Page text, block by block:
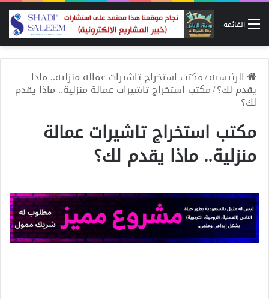
القائمة
الرئيسية/مكتب استخراج تاشيرات عمالة منزلية.. ماذا
يقدم لك؟/مكتب استخراج تاشيرات عمالة منزلية.. ماذا يقدم
لك؟
مكتب استخراج تاشيرات عمالة
منزلية.. ماذا يقدم لك؟